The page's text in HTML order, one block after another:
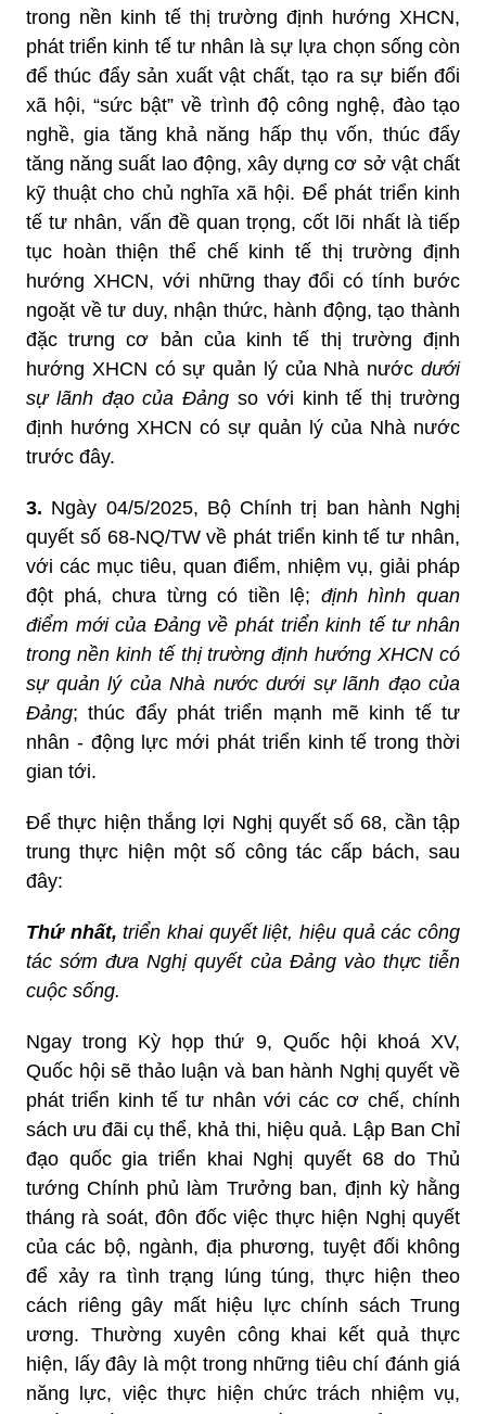
trong nền kinh tế thị trường định hướng XHCN,
phát triển kinh tế tư nhân là sự lựa chọn sống còn
để thúc đẩy sản xuất vật chất, tạo ra sự biến đổi
xã hội, “sức bật” về trình độ công nghệ, đào tạo
nghề, gia tăng khả năng hấp thụ vốn, thúc đẩy
tăng năng suất lao động, xây dựng cơ sở vật chất
kỹ thuật cho chủ nghĩa xã hội. Để phát triển kinh
tế tư nhân, vấn đề quan trọng, cốt lõi nhất là tiếp
tục hoàn thiện thể chế kinh tế thị trường định
hướng XHCN, với những thay đổi có tính bước
ngoặt về tư duy, nhận thức, hành động, tạo thành
đặc trưng cơ bản của kinh tế thị trường định
hướng XHCN có sự quản lý của Nhà nước dưới
sự lãnh đạo của Đảng so với kinh tế thị trường
định hướng XHCN có sự quản lý của Nhà nước
trước đây.
3. Ngày 04/5/2025, Bộ Chính trị ban hành Nghị
quyết số 68-NQ/TW về phát triển kinh tế tư nhân,
với các mục tiêu, quan điểm, nhiệm vụ, giải pháp
đột phá, chưa từng có tiền lệ; định hình quan
điểm mới của Đảng về phát triển kinh tế tư nhân
trong nền kinh tế thị trường định hướng XHCN có
sự quản lý của Nhà nước dưới sự lãnh đạo của
Đảng; thúc đẩy phát triển mạnh mẽ kinh tế tư
nhân - động lực mới phát triển kinh tế trong thời
gian tới.
Để thực hiện thắng lợi Nghị quyết số 68, cần tập
trung thực hiện một số công tác cấp bách, sau
đây:
Thứ nhất, triển khai quyết liệt, hiệu quả các công
tác sớm đưa Nghị quyết của Đảng vào thực tiễn
cuộc sống.
Ngay trong Kỳ họp thứ 9, Quốc hội khoá XV,
Quốc hội sẽ thảo luận và ban hành Nghị quyết về
phát triển kinh tế tư nhân với các cơ chế, chính
sách ưu đãi cụ thể, khả thi, hiệu quả. Lập Ban Chỉ
đạo quốc gia triển khai Nghị quyết 68 do Thủ
tướng Chính phủ làm Trưởng ban, định kỳ hằng
tháng rà soát, đôn đốc việc thực hiện Nghị quyết
của các bộ, ngành, địa phương, tuyệt đối không
để xảy ra tình trạng lúng túng, thực hiện theo
cách riêng gây mất hiệu lực chính sách Trung
ương. Thường xuyên công khai kết quả thực
hiện, lấy đây là một trong những tiêu chí đánh giá
năng lực, việc thực hiện chức trách nhiệm vụ,